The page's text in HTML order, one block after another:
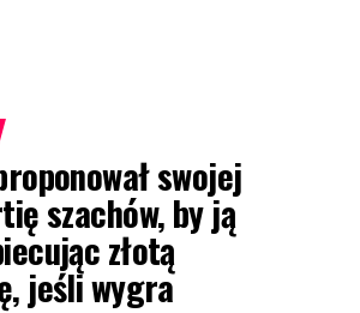
swojej
szachów, by ją
złotą
jeśli wygra